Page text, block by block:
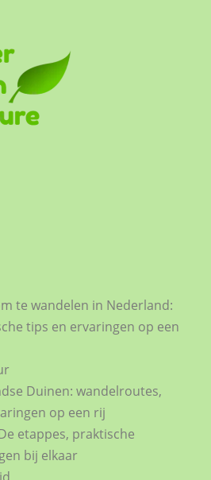
te wandelen in Nederland:
tips en ervaringen op een
Duinen: wandelroutes,
op een rij
etappes, praktische
bij elkaar